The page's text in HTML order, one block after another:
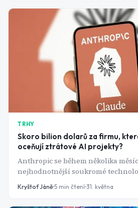
TRHY
Skoro bilion dolarů za firmu,
oceňují ztrátové AI projekty?
Anthropic se během několika
nejhodnotnější soukromé
přestože stále generuje miliardové
že investoři oceňují podobné
Kryštof Jáně 5 min čtení 31. května